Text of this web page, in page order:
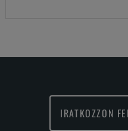
IRATKOZZON